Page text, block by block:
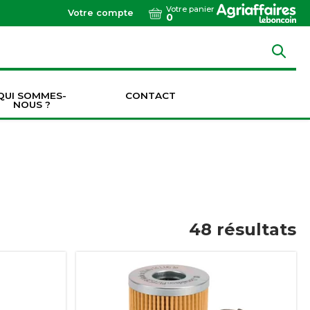
Votre compte Votre panier
0
SOMMES-
NOUS ?
CONTACT
48 résultats